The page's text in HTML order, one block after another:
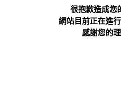
很抱歉造成您
網站目前正在進
感謝您的理